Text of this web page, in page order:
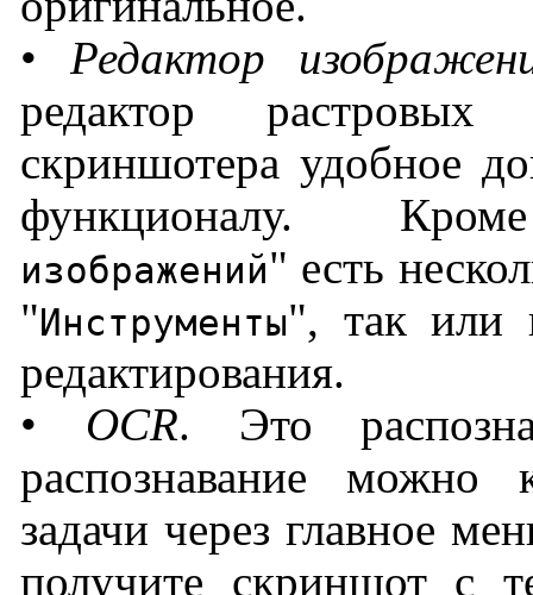
• Редактор
редактор
скриншотера удобное
функционалу.
изображений" есть
"Инструменты", так или
редактирования.
• OCR. Это
распознавание можно
задачи через главное
получите скриншот с